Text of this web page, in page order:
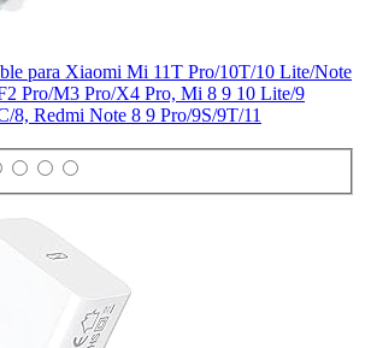
para Xiaomi Mi 11T Pro/10T/10 Lite/Note
Pro/M3 Pro/X4 Pro, Mi 8 9 10 Lite/9
8, Redmi Note 8 9 Pro/9S/9T/11